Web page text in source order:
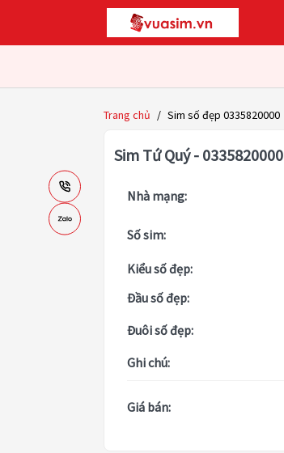
Trang chủ / Sim số đẹp 0335820000
Sim Tứ Quý - 0335820000
Nhà mạng:
Số sim:
Kiểu số đẹp:
Đầu số đẹp:
Đuôi số đẹp:
Ghi chú:
Giá bán: